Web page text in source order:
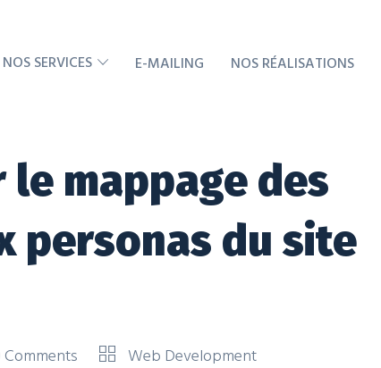
NOS SERVICES E-MAILING NOS RÉALISATIONS
le mappage des
personas du site
Comments Web Development